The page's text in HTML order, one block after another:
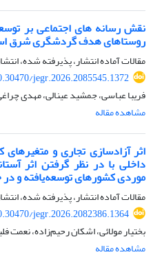
نقش رسانه های اجتماعی بر
روستاهای هدف گردشگری شرق
مقالات آماده انتشار، پذیرفته شده،
jegr.2026.2085545.1372
فریبا عباسی، جمشید عینالی، مهدی
مشاهده مقاله
اثر آزادسازی تجاری و
داخلی با در نظر گرفتن اثر
موردی کشورهای توسعه‌یافته و
مقالات آماده انتشار، پذیرفته شده،
jegr.2026.2082386.1364
بختیار مولائی، اشکان رحیم‌زاده، نعمت
مشاهده مقاله